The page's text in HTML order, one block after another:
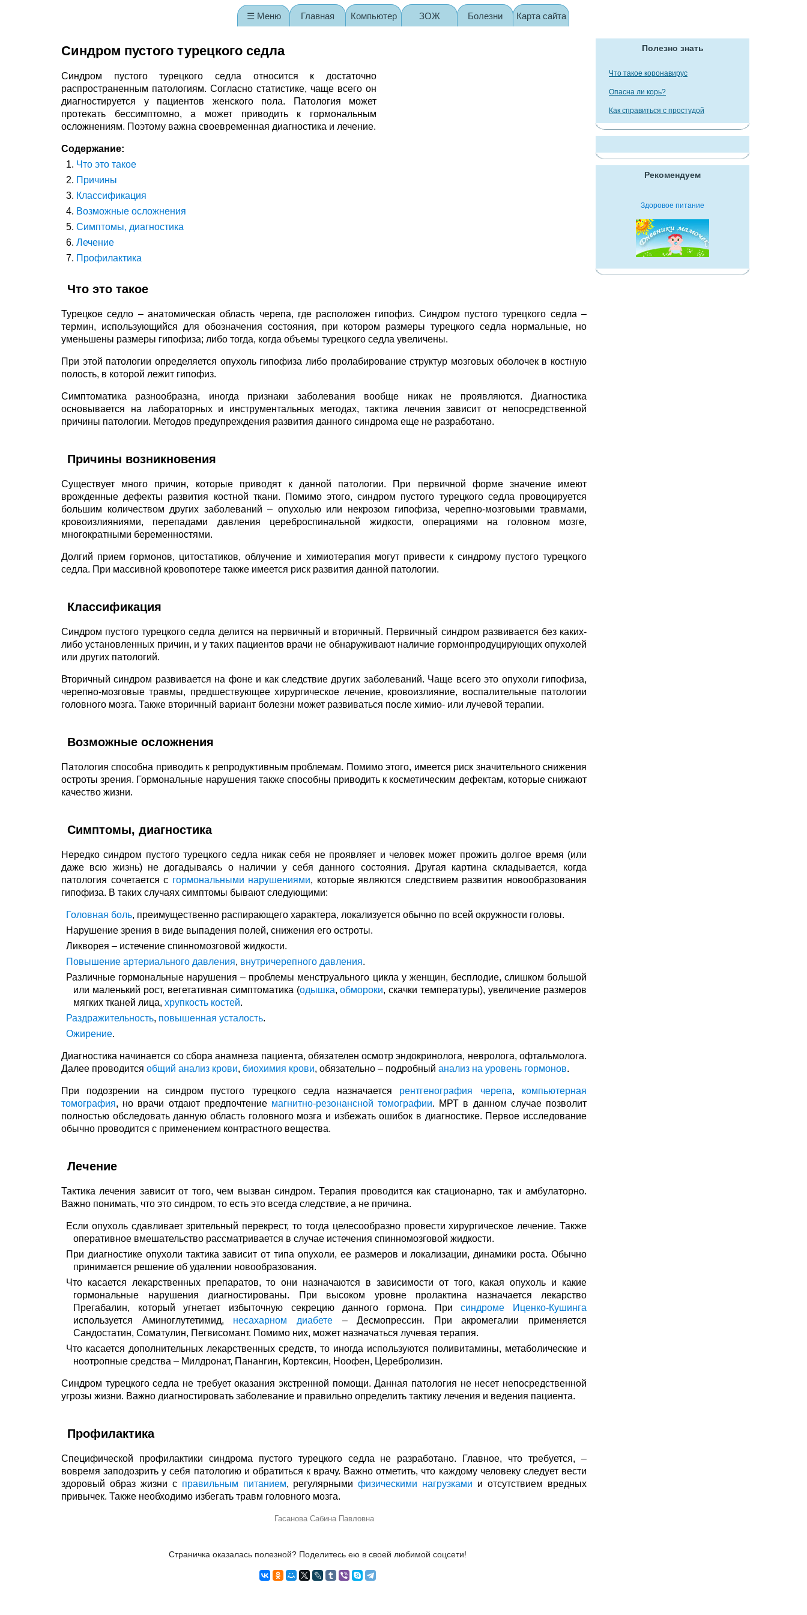
Синдром пустого турецкого седла
Синдром пустого турецкого седла относится к достаточно
распространенным патологиям. Согласно статистике, чаще всего он
диагностируется у пациентов женского пола. Патология может
протекать бессимптомно, а может приводить к гормональным
осложнениям. Поэтому важна своевременная диагностика и лечение.
Содержание:
Что это такое
Причины
Классификация
Возможные осложнения
Симптомы, диагностика
Лечение
Профилактика
Что это такое
Турецкое седло – анатомическая область черепа, где расположен гипофиз. Синдром пустого турецкого седла –
термин, использующийся для обозначения состояния, при котором размеры турецкого седла нормальные, но
уменьшены размеры гипофиза; либо тогда, когда объемы турецкого седла увеличены.
При этой патологии определяется опухоль гипофиза либо пролабирование структур мозговых оболочек в костную
полость, в которой лежит гипофиз.
Симптоматика разнообразна, иногда признаки заболевания вообще никак не проявляются. Диагностика
основывается на лабораторных и инструментальных методах, тактика лечения зависит от непосредственной
причины патологии. Методов предупреждения развития данного синдрома еще не разработано.
Причины возникновения
Существует много причин, которые приводят к данной патологии. При первичной форме значение имеют
врожденные дефекты развития костной ткани. Помимо этого, синдром пустого турецкого седла провоцируется
большим количеством других заболеваний – опухолью или некрозом гипофиза, черепно-мозговыми травмами,
кровоизлияниями, перепадами давления цереброспинальной жидкости, операциями на головном мозге,
многократными беременностями.
Долгий прием гормонов, цитостатиков, облучение и химиотерапия могут привести к синдрому пустого турецкого
седла. При массивной кровопотере также имеется риск развития данной патологии.
Классификация
Синдром пустого турецкого седла делится на первичный и вторичный. Первичный синдром развивается без каких-
либо установленных причин, и у таких пациентов врачи не обнаруживают наличие гормонпродуцирующих опухолей
или других патологий.
Вторичный синдром развивается на фоне и как следствие других заболеваний. Чаще всего это опухоли гипофиза,
черепно-мозговые травмы, предшествующее хирургическое лечение, кровоизлияние, воспалительные патологии
головного мозга. Также вторичный вариант болезни может развиваться после химио- или лучевой терапии.
Возможные осложнения
Патология способна приводить к репродуктивным проблемам. Помимо этого, имеется риск значительного снижения
остроты зрения. Гормональные нарушения также способны приводить к косметическим дефектам, которые снижают
качество жизни.
Симптомы, диагностика
Нередко синдром пустого турецкого седла никак себя не проявляет и человек может прожить долгое время (или
даже всю жизнь) не догадываясь о наличии у себя данного состояния. Другая картина складывается, когда
патология сочетается с гормональными нарушениями, которые являются следствием развития новообразования
гипофиза. В таких случаях симптомы бывают следующими:
Головная боль, преимущественно распирающего характера, локализуется обычно по всей окружности головы.
Нарушение зрения в виде выпадения полей, снижения его остроты.
Ликворея – истечение спинномозговой жидкости.
Повышение артериального давления, внутричерепного давления.
Различные гормональные нарушения – проблемы менструального цикла у женщин, бесплодие, слишком большой
или маленький рост, вегетативная симптоматика (одышка,обмороки, скачки температуры), увеличение размеров
мягких тканей лица, хрупкость костей.
Раздражительность, повышенная усталость.
Ожирение.
Диагностика начинается со сбора анамнеза пациента, обязателен осмотр эндокринолога, невролога, офтальмолога.
Далее проводится общий анализ крови, биохимия крови, обязательно – подробный анализ на уровень гормонов.
При подозрении на синдром пустого турецкого седла назначается рентгенография черепа, компьютерная
томография, но врачи отдают предпочтение магнитно-резонансной томографии. МРТ в данном случае позволит
полностью обследовать данную область головного мозга и избежать ошибок в диагностике. Первое исследование
обычно проводится с применением контрастного вещества.
Лечение
Тактика лечения зависит от того, чем вызван синдром. Терапия проводится как стационарно, так и амбулаторно.
Важно понимать, что это синдром, то есть это всегда следствие, а не причина.
Если опухоль сдавливает зрительный перекрест, то тогда целесообразно провести хирургическое лечение. Также
оперативное вмешательство рассматривается в случае истечения спинномозговой жидкости.
При диагностике опухоли тактика зависит от типа опухоли, ее размеров и локализации, динамики роста. Обычно
принимается решение об удалении новообразования.
Что касается лекарственных препаратов, то они назначаются в зависимости от того, какая опухоль и какие
гормональные нарушения диагностированы. При высоком уровне пролактина назначается лекарство
Прегабалин, который угнетает избыточную секрецию данного гормона. Присиндроме Иценко-Кушинга
используется Аминоглутетимид, несахарном диабете– Десмопрессин. При акромегалии применяется
Сандостатин, Соматулин, Пегвисомант. Помимо них, может назначаться лучевая терапия.
Что касается дополнительных лекарственных средств, то иногда используются поливитамины, метаболические и
ноотропные средства – Милдронат, Панангин, Кортексин, Ноофен, Церебролизин.
Синдром турецкого седла не требует оказания экстренной помощи. Данная патология не несет непосредственной
угрозы жизни. Важно диагностировать заболевание и правильно определить тактику лечения и ведения пациента.
Профилактика
Специфической профилактики синдрома пустого турецкого седла не разработано. Главное, что требуется, –
вовремя заподозрить у себя патологию и обратиться к врачу. Важно отметить, что каждому человеку следует вести
здоровый образ жизни с правильным питанием, регулярнымифизическими нагрузками и отсутствием вредных
привычек. Также необходимо избегать травм головного мозга.
Гасанова Сабина Павловна
Страничка оказалась полезной? Поделитесь ею в своей любимой соцсети!
Полезно знать
Что такое коронавирус
Опасна ли корь?
Как справиться с простудой
Рекомендуем
Здоровое питание
☰ Меню Главная Компьютер ЗОЖ Болезни Карта сайта